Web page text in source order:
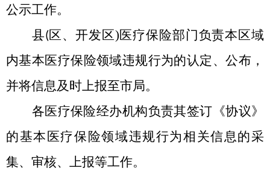
公示工作。
县(区、开发区)医疗保险部门负责本区域
内基本医疗保险领域违规行为的认定、公布，
并将信息及时上报至市局。
各医疗保险经办机构负责其签订《协议》
的基本医疗保险领域违规行为相关信息的采
集、审核、上报等工作。